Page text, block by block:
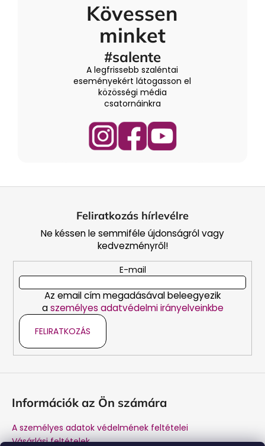
Kövessen
minket
#salente
A legfrissebb szaléntai
eseményekért látogasson el
közösségi média
csatornáinkra
Feliratkozás hírlevélre
Ne késsen le semmiféle újdonságról vagy
kedvezményről!
E-mail
Az email cím megadásával beleegyezik
aszemélyes adatvédelmi irányelveinkbe
FELIRATKOZÁS
Információk az Ön számára
A személyes adatok védelmének feltételei
Vásárlási feltételek